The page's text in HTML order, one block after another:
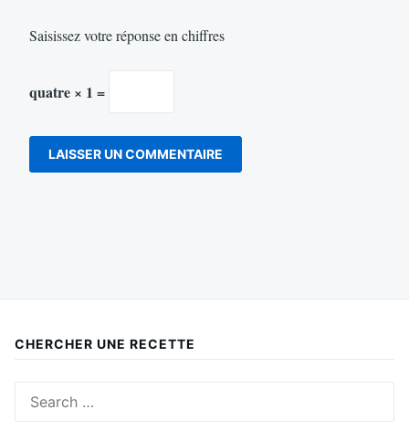
Saisissez votre réponse en chiffres
quatre × 1 =
CHERCHER UNE RECETTE
for: